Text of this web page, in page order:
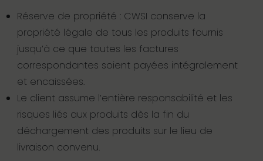
Réserve de propriété : CWSI conserve la
propriété légale de tous les produits fournis
jusqu’à ce que toutes les factures
correspondantes soient payées intégralement
et encaissées.
Le client assume l’entière responsabilité et les
risques liés aux produits dès la fin du
déchargement des produits sur le lieu de
livraison convenu.